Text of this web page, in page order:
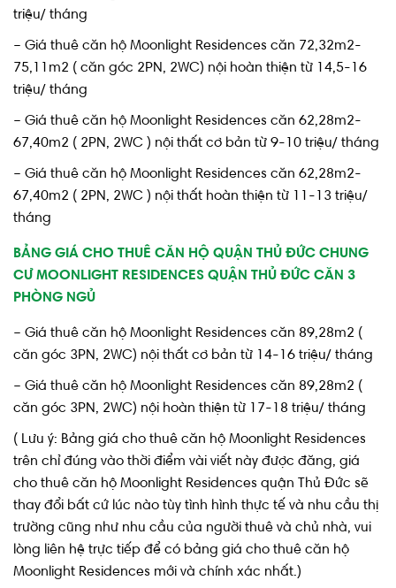
triệu/ tháng
– Giá thuê căn hộ Moonlight Residences căn 72,32m2-
75,11m2 ( căn góc 2PN, 2WC) nội hoàn thiện từ 14,5-16
triệu/ tháng
– Giá thuê căn hộ Moonlight Residences căn 62,28m2-
67,40m2 ( 2PN, 2WC ) nội thất cơ bản từ 9-10 triệu/ tháng
– Giá thuê căn hộ Moonlight Residences căn 62,28m2-
67,40m2 ( 2PN, 2WC ) nội thất hoàn thiện từ 11-13 triệu/
tháng
BẢNG GIÁ CHO THUÊ CĂN HỘ QUẬN THỦ ĐỨC CHUNG
CƯ MOONLIGHT RESIDENCES QUẬN THỦ ĐỨC CĂN 3
PHÒNG NGỦ
– Giá thuê căn hộ Moonlight Residences căn 89,28m2 (
căn góc 3PN, 2WC) nội thất cơ bản từ 14-16 triệu/ tháng
– Giá thuê căn hộ Moonlight Residences căn 89,28m2 (
căn góc 3PN, 2WC) nội hoàn thiện từ 17-18 triệu/ tháng
( Lưu ý: Bảng giá cho thuê căn hộ Moonlight Residences
trên chỉ đúng vào thời điểm vài viết này được đăng, giá
cho thuê căn hộ Moonlight Residences quận Thủ Đức sẽ
thay đổi bất cứ lúc nào tùy tình hình thực tế và nhu cầu thị
trường cũng như nhu cầu của người thuê và chủ nhà, vui
lòng liên hệ trực tiếp để có bảng giá cho thuê căn hộ
Moonlight Residences mới và chính xác nhất.)